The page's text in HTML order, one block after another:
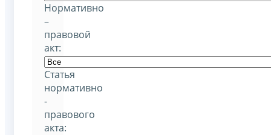
Нормативно
–
правовой
акт:
Статья
нормативно
-
правового
акта: